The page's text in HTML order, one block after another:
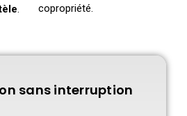
.
copropriété.
sans interruption